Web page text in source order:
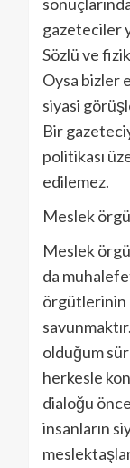
gazeteciler
Sözlü ve
Oysa bizler
siyasi
Bir
politikası
edilemez.
Meslek
Meslek
da
örgütlerinin
olduğum
herkesle
dialoğu
insanların